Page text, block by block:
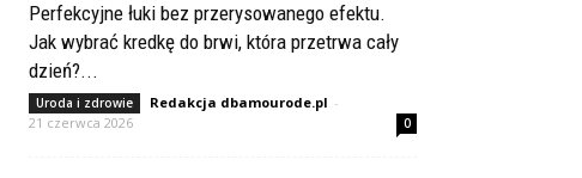
Perfekcyjne łuki bez przerysowanego efektu.
Jak wybrać kredkę do brwi, która przetrwa cały
dzień?...
Uroda i zdrowie Redakcja dbamourode.pl -
21 czerwca 2026
0